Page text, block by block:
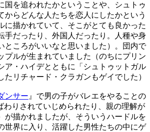
国を追われたかということや、シュトゥ
からどんな人たちを恋人にしたかという
に描かれていて、そこがとても良かった
手だったり、外国人だったり。人種や身
ところがいいなと思いました）。団内で
プルが生まれていました（のちにプリン
ア・ハイデとともに「シュトゥットガル
たリチャード・クラガンもゲイでした）
ンサー 』で男の子がバレエをやることの
わりされていじめられたり、親の理解が
が描かれましたが、そういうハードルを
世界に入り、活躍した男性たちの中にゲ